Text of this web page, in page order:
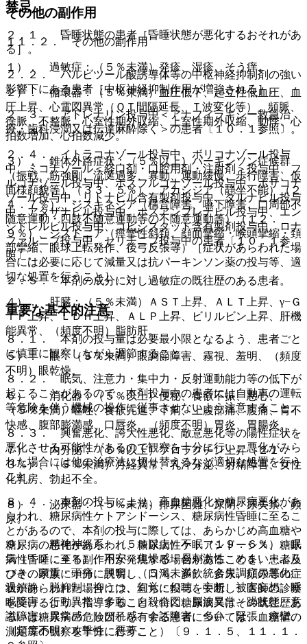
禁忌
２．１． 昏睡状態の患者［昏睡状態が悪化するおそれがあ
る］。
２．２． バルビツール酸誘導体等の中枢神経抑制剤の強い
影響下にある患者［中枢神経抑制作用が増強される］。
２．３． アドレナリン投与中＜アナフィラキシー救急治
療・歯科浸潤又は伝達麻酔除く＞の患者〔１０．１参照〕。
２．４． イトラコナゾール投与中、ボリコナゾール投与
中、ミコナゾール＜経口剤・口腔用剤・注射剤＞投与中、フ
ルコナゾール投与中、ホスフルコナゾール投与中、ポサコナ
ゾール投与中、リトナビル含有製剤投与中、ダルナビル投与
中、アタザナビル投与中、ホスアンプレナビル投与中、エン
シトレルビル投与中、コビシスタット含有製剤投与中、ロナ
ファルニブ投与中、セリチニブ投与中の患者〔１０．１参
照〕。
２．５． 本剤の成分に対し過敏症の既往歴のある患者。
重要な基本的注意
８．１． 本剤の投与量は必要最小限となるよう、患者ごと
に慎重に観察しながら調節すること。
８．２． 眠気、注意力・集中力・反射運動能力等の低下が
起こることがあるので、本剤投与中の患者には自動車の運転
等危険を伴う機械の操作に従事させないよう注意すること。
８．３． 興奮悪化、誇大性悪化、敵意悪化等の陽性症状を
悪化させる可能性があるので観察を十分に行い、悪化がみら
れた場合には他の治療法に切り替えるなど適切な処置を行う
こと。
８．４． 本剤の投与により、高血糖悪化や糖尿病悪化があ
らわれ、糖尿病性ケトアシドーシス、糖尿病性昏睡に至るこ
とがあるので、本剤の投与に際しては、あらかじめ高血糖や
糖尿病の悪化があらわれ、糖尿病性ケトアシドーシス、糖尿
病性昏睡に至る副作用が発現する場合があることを、患者及
びその家族に十分に説明し、口渇、多飲、多尿、頻尿等の症
状があらわれた場合には、直ちに投与を中断し、医師の診察
を受けるよう、指導すること（特に糖尿病又はその既往歴あ
るいは糖尿病の危険因子を有する患者については、血糖値の
測定等の観察を十分に行うこと）〔９．１．５、１１．１．
その他の副作用
１１．２． その他の副作用
１）． 過敏症：（５％未満）発疹、湿疹、そう痒。
２）． 循環器：（５％未満）血圧低下、起立性低血圧、血
圧上昇、心電図異常（ＱＴ間隔延長、Ｔ波変化等）、頻脈、
徐脈、不整脈、心室性期外収縮、上室性期外収縮、動悸、心
拍数増加、心拍数減少。
３）． 錐体外路症状：（５％以上）パーキンソン症候群
（振戦、筋強剛、流涎過多、寡動、運動緩慢、歩行障害、仮
面様顔貌等）（３３．５％）、アカシジア（静坐不能）（２
４．７％）、ジスキネジア（構音障害、嚥下障害、口周部不
随意運動・四肢不随意運動等の不随意運動等）（１２．
９％）、ジストニア（痙攣性斜頚、顔面攣縮・喉頭攣縮・頚
部攣縮、眼球上転発作、後弓反張等）［症状があらわれた場
合には必要に応じて減量又は抗パーキンソン薬の投与等、適
切な処置を行うこと］。
４）． 肝臓：（５％未満）ＡＳＴ上昇、ＡＬＴ上昇、γ−Ｇ
ＴＰ上昇、ＬＤＨ上昇、ＡＬＰ上昇、ビリルビン上昇、肝機
能異常、（頻度不明）脂肪肝。
５）． 眼：（５％未満）眼調節障害、霧視、羞明、（頻度
不明）眼乾燥。
６）． 消化器：（５％以上）便秘、食欲不振、悪心、
（５％未満）嘔吐、食欲亢進、下痢、上腹部痛、腹痛、胃不
快感、腹部膨満感、口唇炎、（頻度不明）胃炎、胃腸炎。
７）． 内分泌：（５％以上）プロラクチン上昇（２１．
３％）、（５％未満）月経異常、乳汁分泌、射精障害、女性
化乳房、勃起不全。
８）． 泌尿器：（５％未満）排尿困難、尿閉、尿失禁、頻
尿。
９）． 精神神経系：（５％以上）不眠（１９．６％）、眠
気（１２．４％）、不安・焦燥感・易刺激性、めまい・ふら
つき、頭重・頭痛、興奮、（５％未満）統合失調症の悪化、
過鎮静、脱抑制、抑うつ、幻覚・幻聴、妄想、被害妄想、睡
眠障害、行動異常、多動、自殺企図、脳波異常、躁状態、意
識障害、異常感、しびれ感、会話障害、多弁、緊張、痙攣、
（頻度不明）攻撃性、悪夢。